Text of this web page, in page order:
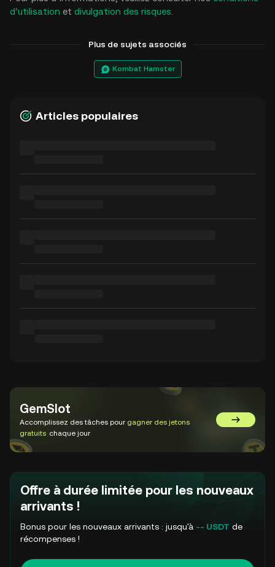
d’utilisation et divulgation des risques
Plus de sujets associés
Kombat Hamster
Articles populaires
GemSlot
Accomplissez des tâches pour gagner des jetons
gratuits chaque jour
Aller sur
Offre à durée limitée pour les nouveaux
arrivants !
Bonus pour les nouveaux arrivants : jusqu'à -- USDT de
récompenses !